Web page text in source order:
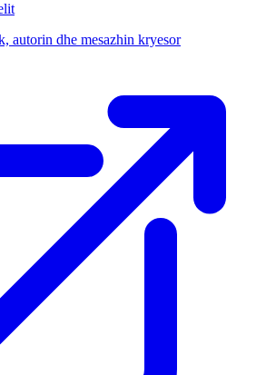
autorin dhe mesazhin kryesor